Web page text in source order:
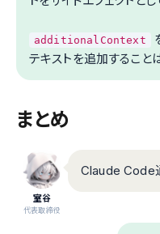
additionalContext
テキストを追加すること
まとめ
室谷
代表取締役
Claude Code